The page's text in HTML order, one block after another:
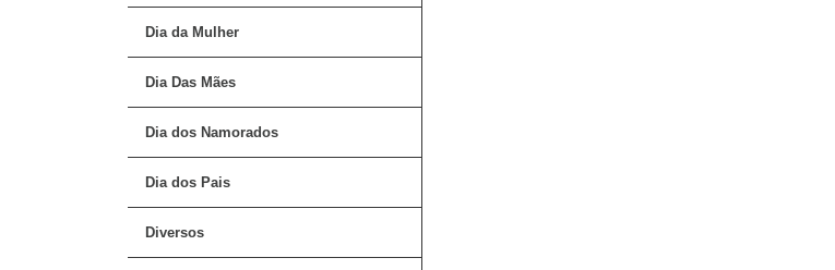
Dia da Mulher
Dia Das Mães
Dia dos Namorados
Dia dos Pais
Diversos